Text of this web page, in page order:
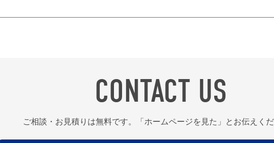
CONTACT US
ご相談・お見積りは無料です。「ホームページを見た」とお伝えく